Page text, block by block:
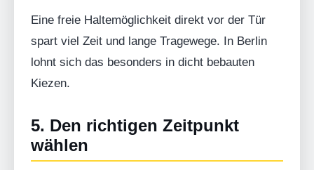
Eine freie Haltemöglichkeit direkt vor der Tür
spart viel Zeit und lange Tragewege. In Berlin
lohnt sich das besonders in dicht bebauten
Kiezen.
5. Den richtigen Zeitpunkt
wählen